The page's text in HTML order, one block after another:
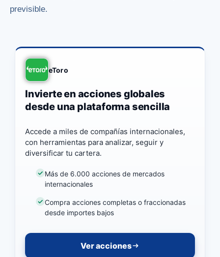
previsible.
eToro
Invierte en acciones globales
desde una plataforma sencilla
Accede a miles de compañías internacionales,
con herramientas para analizar, seguir y
diversificar tu cartera.
Más de 6.000 acciones de mercados
internacionales
Compra acciones completas o fraccionadas
desde importes bajos
Ver acciones